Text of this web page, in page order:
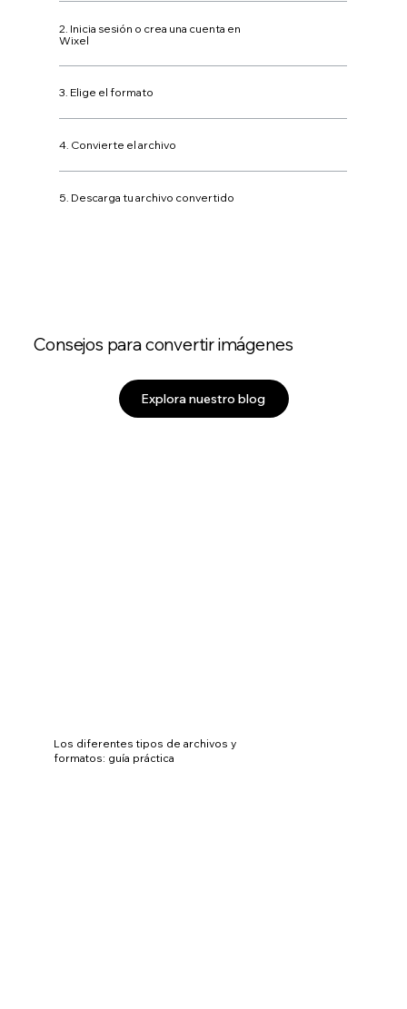
2. Inicia sesión o crea una cuenta en
Wixel
3. Elige el formato
4. Convierte el archivo
5. Descarga tu archivo convertido
Consejos para convertir imágenes
Explora nuestro blog
Los diferentes tipos de archivos y
formatos: guía práctica